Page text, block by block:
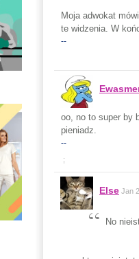
Moja adwokat
te widzenia. W
--
oo, no to super by
pieniadz.
--
;
Else Jan
No